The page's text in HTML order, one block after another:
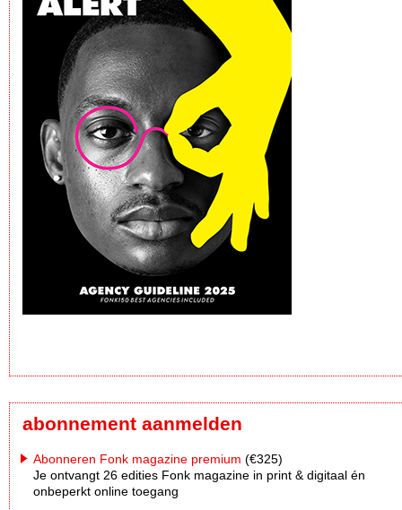
abonnement aanmelden
Abonneren Fonk magazine premium (€325)
Je ontvangt 26 edities Fonk magazine in print & digitaal én
onbeperkt online toegang